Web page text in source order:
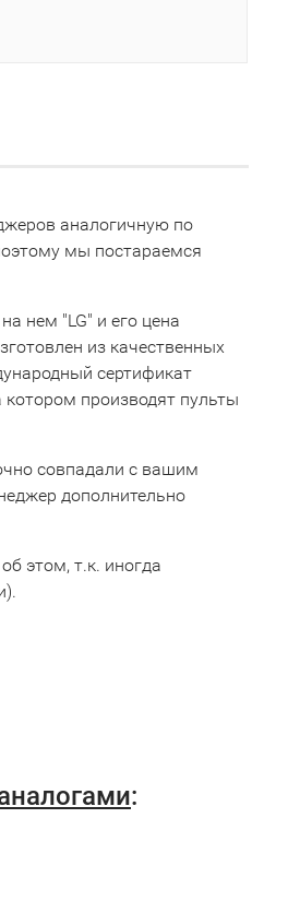
аналогичную по
мы постараемся
нем "LG" и его цена
из качественных
сертификат
производят пульты
совпадали с вашим
дополнительно
этом, т.к. иногда
: